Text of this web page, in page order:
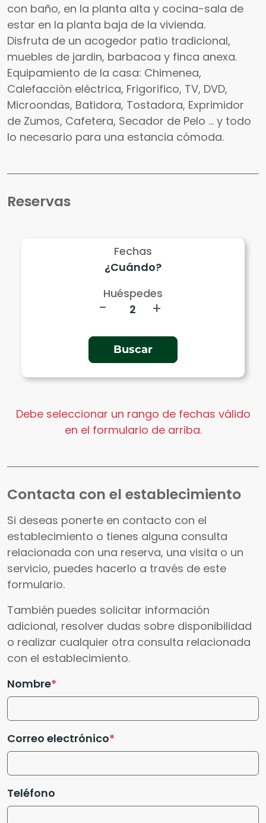
con baño, en la planta alta y cocina-sala de
estar en la planta baja de la vivienda.
Disfruta de un acogedor patio tradicional,
muebles de jardin, barbacoa y finca anexa.
Equipamiento de la casa: Chimenea,
Calefacciòn eléctrica, Frigorifico, TV, DVD,
Microondas, Batidora, Tostadora, Exprimidor
de Zumos, Cafetera, Secador de Pelo … y todo
lo necesario para una estancia cómoda.
Reservas
Fechas
Huéspedes
- +
Debe seleccionar un rango de fechas válido
en el formulario de arriba.
Contacta con el establecimiento
Si deseas ponerte en contacto con el
establecimiento o tienes alguna consulta
relacionada con una reserva, una visita o un
servicio, puedes hacerlo a través de este
formulario.
También puedes solicitar información
adicional, resolver dudas sobre disponibilidad
o realizar cualquier otra consulta relacionada
con el establecimiento.
Nombre
Correo electrónico
Teléfono